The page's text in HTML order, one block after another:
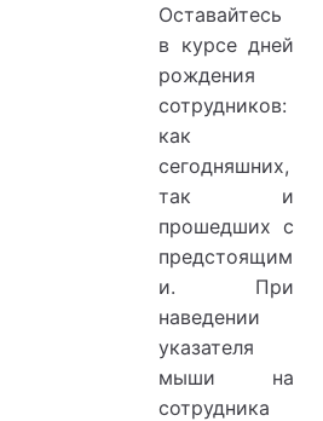
Оставайтесь
в курсе дней
рождения
сотрудников:
как
сегодняшних,
так и
прошедших с
предстоящим
и. При
наведении
указателя
мыши на
сотрудника